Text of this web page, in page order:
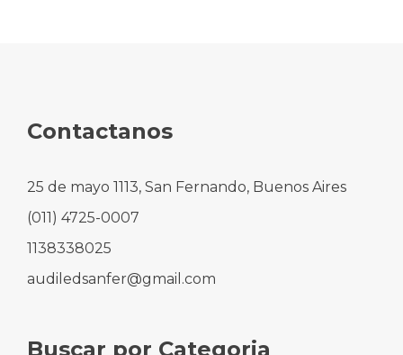
Contactanos
25 de mayo 1113, San Fernando, Buenos Aires
(011) 4725-0007
1138338025
audiledsanfer@gmail.com
Buscar por Categoria